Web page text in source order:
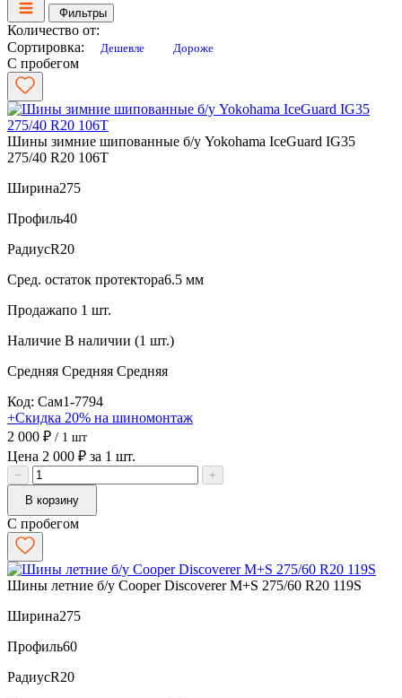
Фильтры
Количество от:
Сортировка:
Дешевле Дороже
С пробегом
Шины зимние шипованные б/у Yokohama IceGuard IG35
275/40 R20 106T
Ширина275
Профиль40
РадиусR20
Сред. остаток протектора6.5 мм
Продажапо 1 шт.
Наличие В наличии (1 шт.)
Средняя Средняя Средняя
Код: Сам1-7794
+Скидка 20% на шиномонтаж
2 000 ₽ / 1 шт
Цена 2 000 ₽ за 1 шт.
−
+
В корзину
С пробегом
Шины летние б/у Cooper Discoverer M+S 275/60 R20 119S
Ширина275
Профиль60
РадиусR20